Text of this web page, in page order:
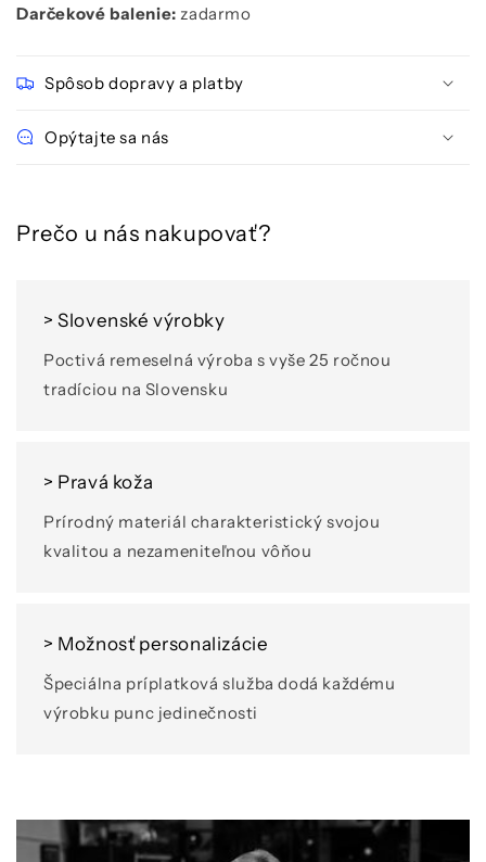
Darčekové balenie: zadarmo
Spôsob dopravy a platby
Opýtajte sa nás
Prečo u nás nakupovať?
> Slovenské výrobky
Poctivá remeselná výroba s vyše 25 ročnou
tradíciou na Slovensku
> Pravá koža
Prírodný materiál charakteristický svojou
kvalitou a nezameniteľnou vôňou
> Možnosť personalizácie
Špeciálna príplatková služba dodá každému
výrobku punc jedinečnosti